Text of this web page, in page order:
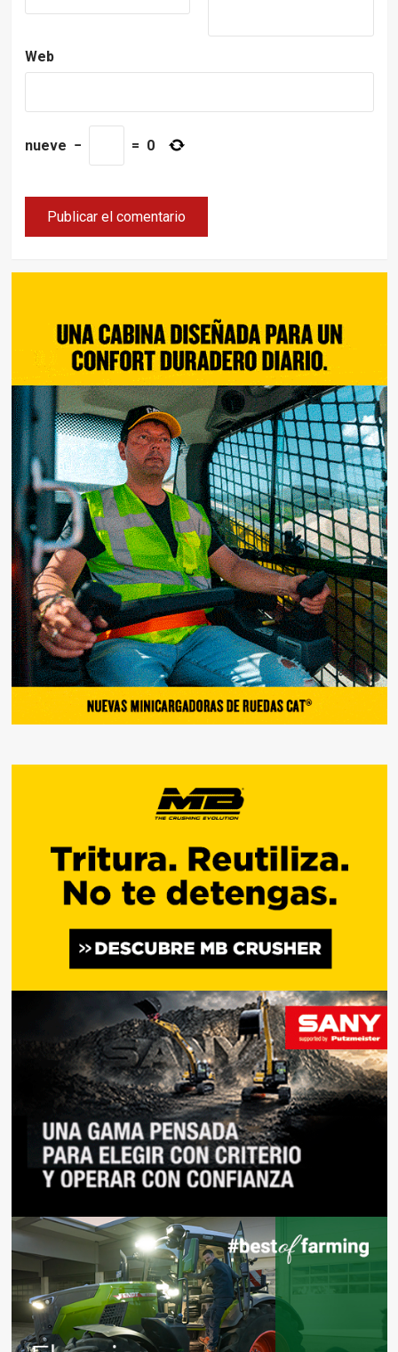
Web
nueve − = 0